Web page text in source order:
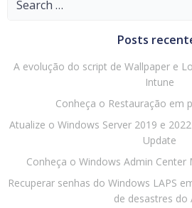
Posts
A evolução do script de Wallpaper e
Intune
Conheça o Restauração em
Atualize o Windows Server 2019 e
Update
Conheça o Windows Admin Center
Recuperar senhas do Windows LAPS
de desastres do